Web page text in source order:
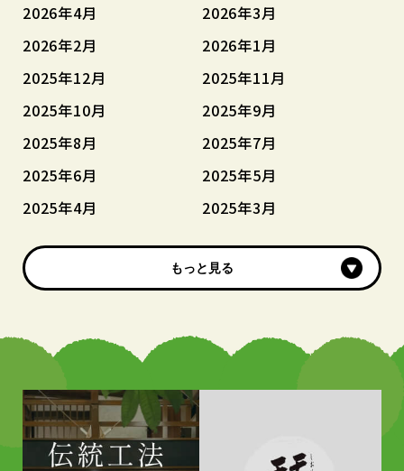
2026年4月
2026年3月
2026年2月
2026年1月
2025年12月
2025年11月
2025年10月
2025年9月
2025年8月
2025年7月
2025年6月
2025年5月
2025年4月
2025年3月
もっと見る
もっと見る